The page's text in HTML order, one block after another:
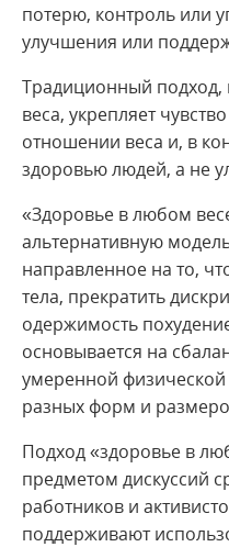
потерю, контроль или
улучшения или
Традиционный подход,
веса, укрепляет
отношении веса и, в
здоровью людей, а не
«Здоровье в любом
альтернативную
направленное на то,
тела, прекратить
одержимость
основывается на
умеренной
разных форм и
Подход «здоровье в
предметом дискуссий
работников и
поддерживают